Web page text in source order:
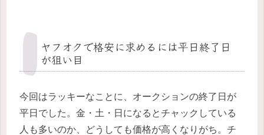
ヤフオクで格安に求めるには平日終了日
が狙い目
今回はラッキーなことに、オークションの終了日が
平日でした。金・土・日になるとチャックしている
人も多いのか、どうしても価格が高くなりがち。チ